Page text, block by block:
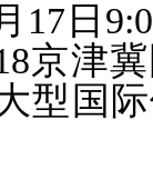
17日
京津
型国